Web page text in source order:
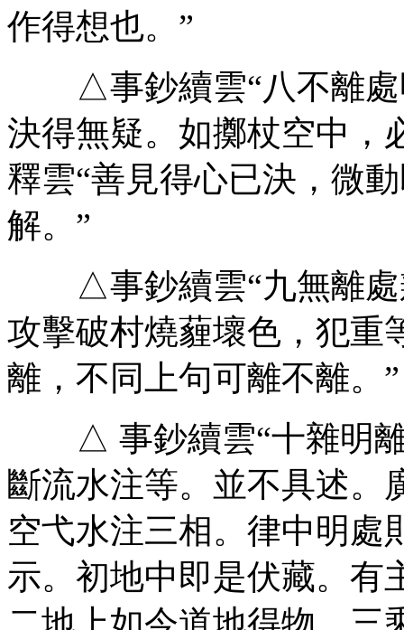
作得想也。”
△事鈔續雲“八不離處
決得無疑。如擲杖空中，
釋雲“善見得心已決，微
解。”
△事鈔續雲“九無離處
攻擊破村燒薶壞色，犯重
離，不同上句可離不離。”
△ 事鈔續雲“十雜明離
斷流水注等。並不具述。
空弋水注三相。律中明處
示。初地中即是伏藏。有